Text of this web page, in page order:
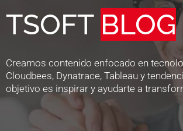
TSOFT BLOG
Creamos contenido enfocado en
Cloudbees, Dynatrace, Tableau y
objetivo es inspirar y ayudarte a